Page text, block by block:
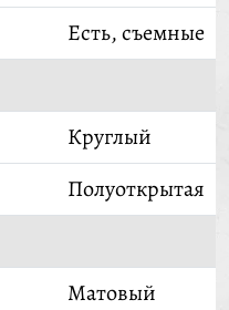
Есть, съемные
Круглый
Полуоткрытая
Матовый